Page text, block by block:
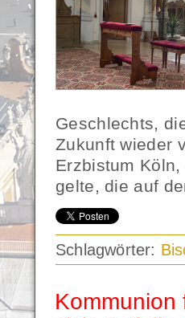
Geschlechts,
Zukunft wieder
Erzbistum
gelte, die auf
Schlagwörter: